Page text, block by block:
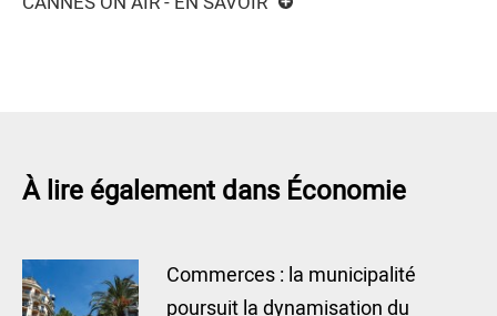
À lire également dans Économie
Commerces : la municipalité
poursuit la dynamisation du